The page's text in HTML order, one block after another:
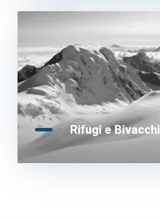
Rifugi e Bivacchi